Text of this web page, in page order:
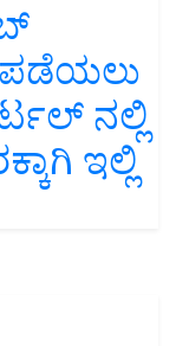
ಪಡೆಯಲು
ನಲ್ಲಿ
ಇಲ್ಲಿ